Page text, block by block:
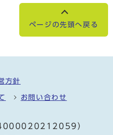
ページの先頭へ戻る
方針
お問い合わせ
4000020212059）